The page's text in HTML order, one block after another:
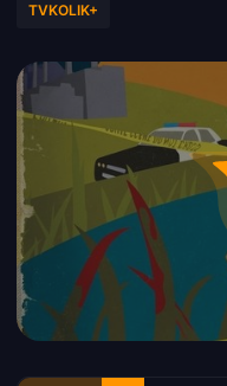
TVKOLIK+